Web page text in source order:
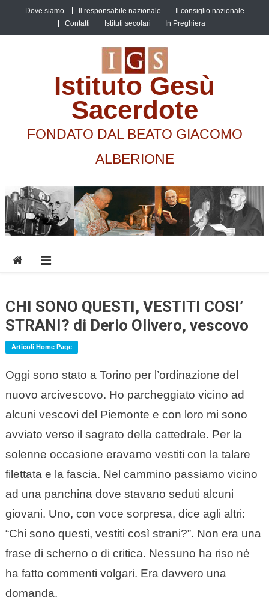
content
Dove siamo Il responsabile nazionale
Il consiglio nazionale
Contatti
Istituti secolari In Preghiera
Istituto Gesù
Sacerdote
FONDATO DAL BEATO GIACOMO
ALBERIONE
CHI SONO QUESTI, VESTITI COSI’
STRANI? di Derio Olivero, vescovo
Articoli Home Page
Oggi sono stato a Torino per l’ordinazione del
nuovo arcivescovo. Ho parcheggiato vicino ad
alcuni vescovi del Piemonte e con loro mi sono
avviato verso il sagrato della cattedrale. Per la
solenne occasione eravamo vestiti con la talare
filettata e la fascia. Nel cammino passiamo vicino
ad una panchina dove stavano seduti alcuni
giovani. Uno, con voce sorpresa, dice agli altri:
“Chi sono questi, vestiti così strani?”. Non era una
frase di scherno o di critica. Nessuno ha riso né
ha fatto commenti volgari. Era davvero una
domanda.